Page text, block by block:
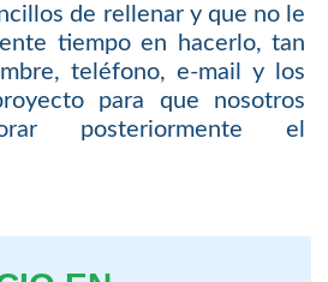
de rellenar y que no le
tiempo en hacerlo, tan
teléfono, e-mail y los
para que nosotros
posteriormente el